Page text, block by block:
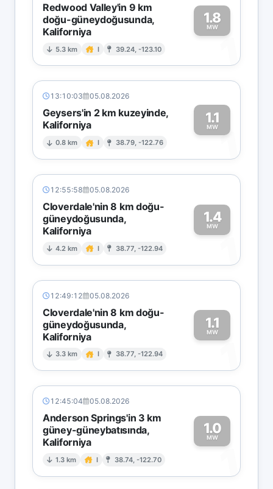
Redwood Valley'in 9 km
doğu-güneydoğusunda,
Kaliforniya
5.3 km I 39.24, -123.10
1.8
MW
1
13:10:03 05.08.2026
Geysers'in 2 km kuzeyinde,
Kaliforniya
0.8 km I 38.79, -122.76
1.1
MW1
12:55:58 05.08.2026
Cloverdale'nin 8 km doğu-
güneydoğusunda,
Kaliforniya
4.2 km I 38.77, -122.94
1.4
MW
1
12:49:12 05.08.2026
Cloverdale'nin 8 km doğu-
güneydoğusunda,
Kaliforniya
3.3 km I 38.77, -122.94
1.1
MW
1
12:45:04 05.08.2026
Anderson Springs'in 3 km
güney-güneybatısında,
Kaliforniya
1.3 km I 38.74, -122.70
1.0
MW
1